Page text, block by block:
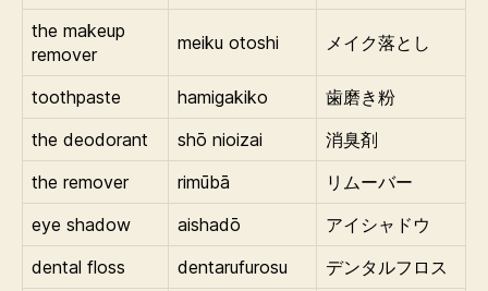
the makeup
remover
meiku otoshi メイク落とし
toothpaste hamigakiko
歯磨き粉
the deodorant
shō nioizai
消臭剤
the remover
rimūbā
リムーバー
eye shadow
aishadō
アイシャドウ
dental floss
dentarufurosu
デンタルフロス